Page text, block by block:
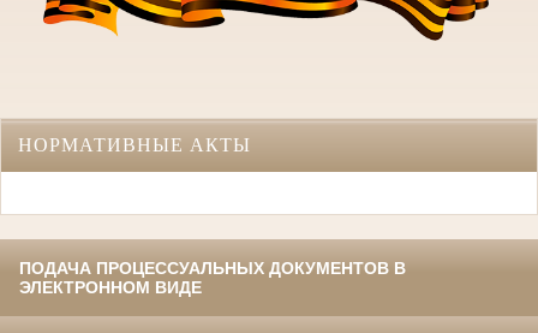
НОРМАТИВНЫЕ АКТЫ
ПОДАЧА ПРОЦЕССУАЛЬНЫХ ДОКУМЕНТОВ В
ЭЛЕКТРОННОМ ВИДЕ